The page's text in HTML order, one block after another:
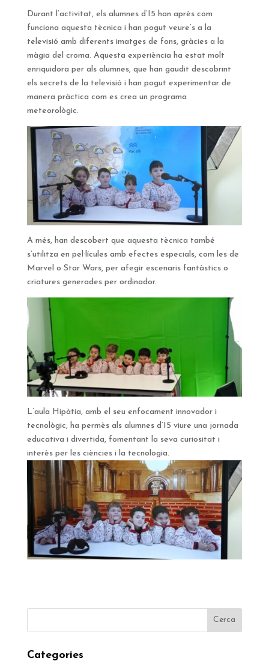
Durant l’activitat, els alumnes d’I5 han après com
funciona aquesta tècnica i han pogut veure’s a la
televisió amb diferents imatges de fons, gràcies a la
màgia del croma. Aquesta experiència ha estat molt
enriquidora per als alumnes, que han gaudit descobrint
els secrets de la televisió i han pogut experimentar de
manera pràctica com es crea un programa
meteorològic.
A més, han descobert que aquesta tècnica també
s’utilitza en pel·lícules amb efectes especials, com les de
Marvel o Star Wars, per afegir escenaris fantàstics o
criatures generades per ordinador.
L’aula Hipàtia, amb el seu enfocament innovador i
tecnològic, ha permès als alumnes d’I5 viure una jornada
educativa i divertida, fomentant la seva curiositat i
interès per les ciències i la tecnologia.
Categories